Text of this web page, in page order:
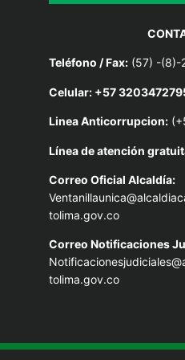
Teléfono / Fax: (57) -(8)-
Celular: +57
Linea Anticorrupcion:
Línea de atención
Correo Oficial Alcaldía:
tolima.gov.co
Correo Notificaciones
tolima.gov.co